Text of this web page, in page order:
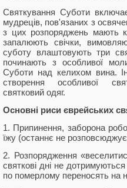
Святкування Суботи
мудреців, пов'язаних з
з цих розпоряджень мають
запалюють свічки,
суботу влаштовують три
починають з особливої
Суботи над келихом вина.
створення особливої
святковий одяг.
Основні риси єврейських
1. Припинення, заборона
їжу (останнє не
2. Розпорядження
святкові дні не
по померлому переносять на